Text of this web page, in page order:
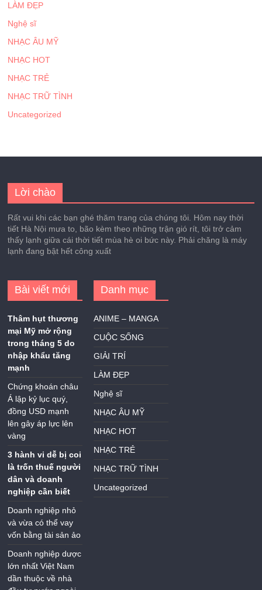
LÀM ĐẸP
Nghệ sĩ
NHẠC ÂU MỸ
NHẠC HOT
NHẠC TRẺ
NHẠC TRỮ TÌNH
Uncategorized
Lời chào
Rất vui khi các bạn ghé thăm trang của chúng tôi. Hôm nay thời
tiết Hà Nội mưa to, bão kèm theo những trận gió rít, tôi trở cảm
thấy lạnh giữa cái thời tiết mùa hè oi bức này. Phải chăng là máy
lạnh đang bật hết công xuất
Bài viết mới
Thâm hụt thương
mại Mỹ mở rộng
trong tháng 5 do
nhập khẩu tăng
mạnh
Chứng khoán châu
Á lập kỷ lục quý,
đồng USD mạnh
lên gây áp lực lên
vàng
3 hành vi dễ bị coi
là trốn thuế người
dân và doanh
nghiệp cần biết
Doanh nghiệp nhỏ
và vừa có thể vay
vốn bằng tài sản ảo
Doanh nghiệp dược
lớn nhất Việt Nam
dần thuộc về nhà
Danh mục
ANIME – MANGA
CUỘC SỐNG
GIẢI TRÍ
LÀM ĐẸP
Nghệ sĩ
NHẠC ÂU MỸ
NHẠC HOT
NHẠC TRẺ
NHẠC TRỮ TÌNH
Uncategorized